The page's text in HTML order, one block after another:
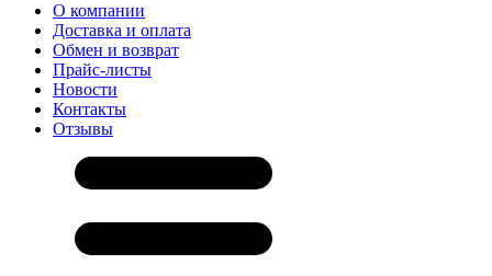
О компании
Доставка и оплата
Обмен и возврат
Прайс-листы
Новости
Контакты
Отзывы